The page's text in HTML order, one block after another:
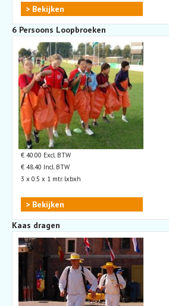
> Bekijken
6 Persoons Loopbroeken
€ 40.00 Excl. BTW
€ 48.40 Incl. BTW
3 x 0.5 x 1 mtr. lxbxh
> Bekijken
Kaas dragen